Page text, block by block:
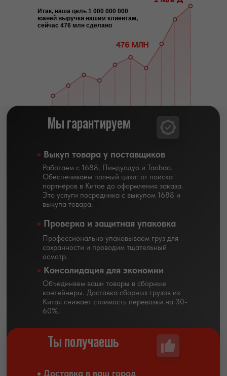
Итак, наша цель 1 000 000 000
юаней выручки нашим клиентам,
сейчас 476 млн сделано
Выкуп товара у поставщиков
Мы гарантируем
Работаем с 1688, Пиндуодуо и Taobao.
Обеспечиваем полный цикл: от поиска
партнёров в Китае до оформления заказа.
Это услуги посредника с выкупом 1688 и
выкупа товара.
Проверка и защитная упаковка
Профессионально упаковываем груз для
сохранности и проводим тщательный
осмотр.
Консолидация для экономии
Объединяем ваши товары в сборные
контейнеры. Доставка сборных грузов из
Китая снижает стоимость перевозки на 30-
60%.
Ты получаешь
Доставка в ваш город